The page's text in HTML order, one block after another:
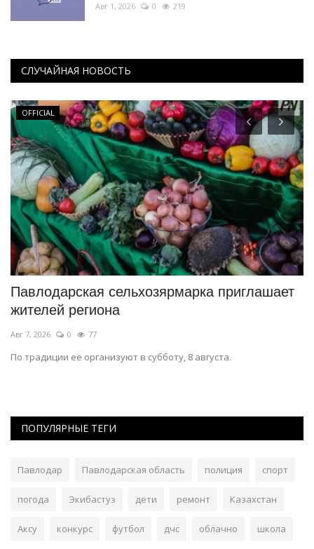
Авг 1, 2026 0 219
СЛУЧАЙНАЯ НОВОСТЬ
OFFICIAL
Павлодарская сельхозярмарка приглашает
жителей региона
Авг 7, 2026 0 77
По традиции её организуют в субботу, 8 августа.
ПОПУЛЯРНЫЕ ТЕГИ
Павлодар Павлодарская область полиция спорт
погода Экибастуз дети ремонт Казахстан
Аксу конкурс футбол дчс облачно школа